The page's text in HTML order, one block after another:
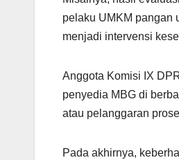
pelaku UMKM pangan
menjadi intervensi
Anggota Komisi IX
penyedia MBG di
atau pelanggaran
Pada akhirnya,